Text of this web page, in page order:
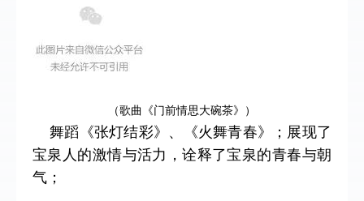
（歌曲《门前情思大碗茶》）
舞蹈《张灯结彩》、
《火舞青春》；展现了
宝泉人的激情与活力，诠释了宝泉的青春与朝
气；